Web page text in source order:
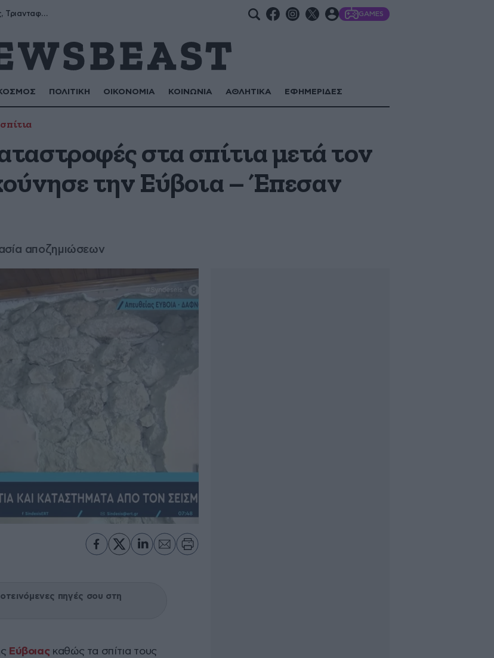
Μύρων, Τριαντάφυλλος, Τριανταφυλλιά, Φυλλιώ, Ρόζα GAMES
ΠΟΛΙΤΙΚΗ ΟΙΚΟΝΟΜΙΑ ΚΟΙΝΩΝΙΑ ΑΘΛΗΤΙΚΑ ΕΦΗΜΕΡΙΔΕΣ
στα σπίτια μετά τον
την Εύβοια – Έπεσαν
αποζημιώσεων
πηγές σου στη
Εύβοιας καθώς τα σπίτια τους